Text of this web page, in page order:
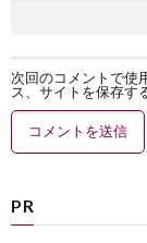
次回のコメントで使
ス、サイトを保存す
PR